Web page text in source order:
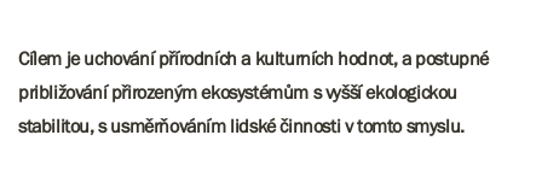
Cílem je uchování přírodních a kulturních hodnot, a postupné
približování přirozeným ekosystémům s vyšší ekologickou
stabilitou, s usměrňováním lidské činnosti v tomto smyslu.